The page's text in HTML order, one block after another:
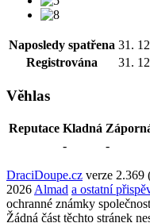
Naposledy spatřena 31.
Registrována
31.
Věhlas
Reputace Kladná
-
-
DraciDoupe.cz verze 2.369
2026 Almad a ostatní
ochranné známky
Žádná část těchto stránek